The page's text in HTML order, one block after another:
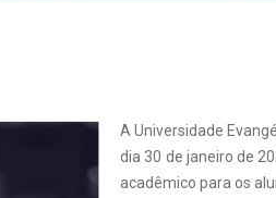
A Universidade
dia 30 de janeiro de
acadêmico para os